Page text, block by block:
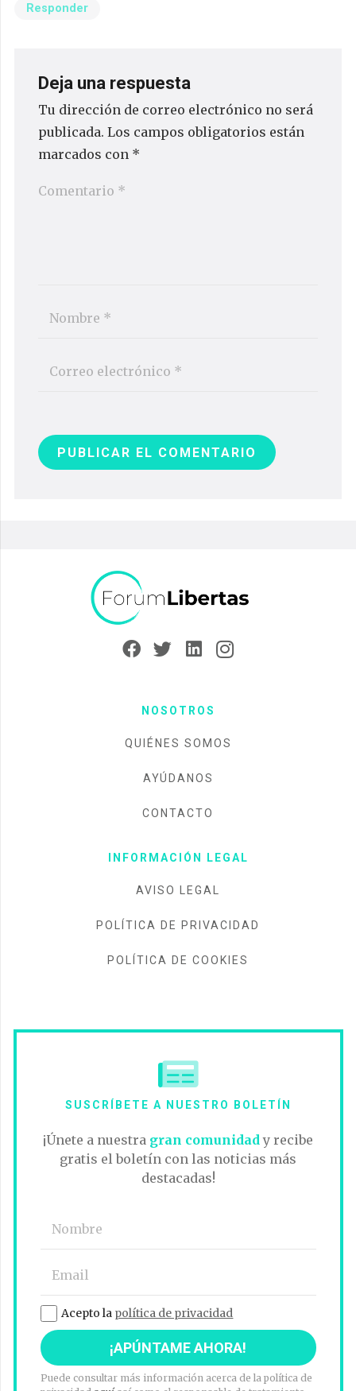
Responder
Deja una respuesta
Tu dirección de correo electrónico no será
publicada. Los campos obligatorios están
marcados con *
PUBLICAR EL COMENTARIO
NOSOTROS
QUIÉNES SOMOS
AYÚDANOS
CONTACTO
INFORMACIÓN LEGAL
AVISO LEGAL
POLÍTICA DE PRIVACIDAD
POLÍTICA DE COOKIES
SUSCRÍBETE A NUESTRO BOLETÍN
¡Únete a nuestra gran comunidad y recibe
gratis el boletín con las noticias más
destacadas!
Acepto la política de privacidad
Puede consultar más información acerca de la política de